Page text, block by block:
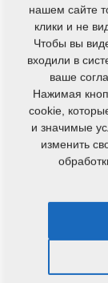
Гайка M12-
m10439
Лемех
нашем сайте
клики и не
Чтобы вы
входили в
ваше
Нажимая
cookie,
и значимые
изменить